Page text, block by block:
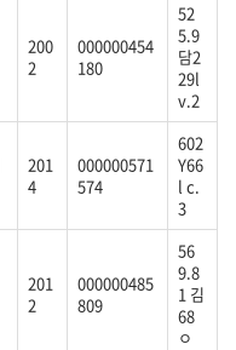
200
2
000000454
180
52
5.9
담2
29l
v.2
201
4
000000571
574
602
Y66
l c.
3
201
2
000000485
809
56
9.8
1 김
68
ㅇ